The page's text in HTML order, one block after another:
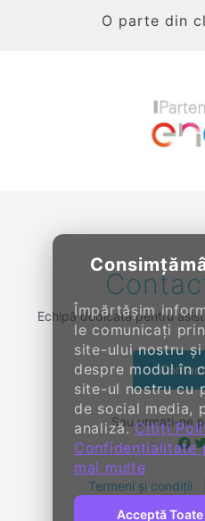
Împărtășim
le comunicați
site-ului nostru
despre modul în
site-ul nostru cu
de social media,
analiză.Citiți
Confidențialitate
mai multe
Acceptă
O parte din
Echipă dedicată pentru
Sau urmați-ne
Termeni și condiții